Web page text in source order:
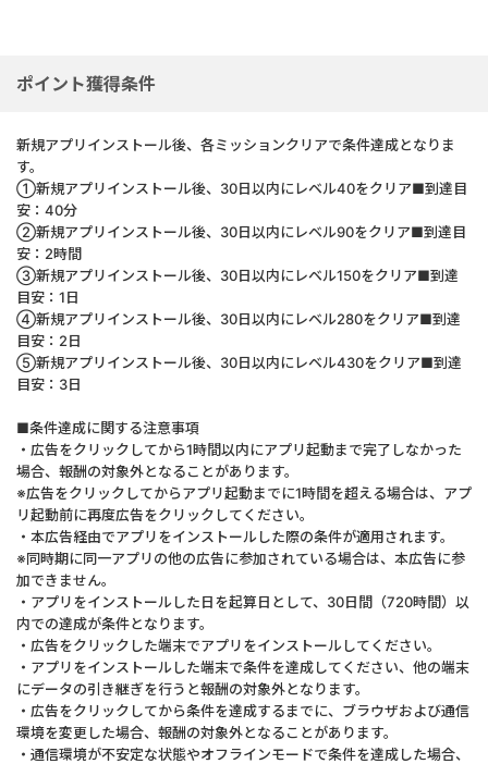
ポイント獲得条件
新規アプリインストール後、各ミッションクリアで条件達成となりま
す。
①新規アプリインストール後、30日以内にレベル40をクリア■到達目
安：40分
②新規アプリインストール後、30日以内にレベル90をクリア■到達目
安：2時間
③新規アプリインストール後、30日以内にレベル150をクリア■到達
目安：1日
④新規アプリインストール後、30日以内にレベル280をクリア■到達
目安：2日
⑤新規アプリインストール後、30日以内にレベル430をクリア■到達
目安：3日
■条件達成に関する注意事項
・広告をクリックしてから1時間以内にアプリ起動まで完了しなかった
場合、報酬の対象外となることがあります。
※広告をクリックしてからアプリ起動までに1時間を超える場合は、アプ
リ起動前に再度広告をクリックしてください。
・本広告経由でアプリをインストールした際の条件が適用されます。
※同時期に同一アプリの他の広告に参加されている場合は、本広告に参
加できません。
・アプリをインストールした日を起算日として、30日間（720時間）以
内での達成が条件となります。
・広告をクリックした端末でアプリをインストールしてください。
・アプリをインストールした端末で条件を達成してください、他の端末
にデータの引き継ぎを行うと報酬の対象外となります。
・広告をクリックしてから条件を達成するまでに、ブラウザおよび通信
環境を変更した場合、報酬の対象外となることがあります。
・通信環境が不安定な状態やオフラインモードで条件を達成した場合、